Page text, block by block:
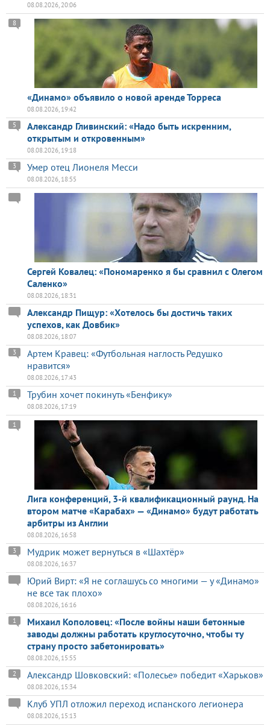
08.08.2026, 20:06
«Динамо» объявило о новой аренде Торреса
8
08.08.2026, 19:42
Александр Гливинский: «Надо быть искренним,
открытым и откровенным»
5
08.08.2026, 19:18
Умер отец Лионеля Месси
3
08.08.2026, 18:55
Сергей Ковалец: «Пономаренко я бы сравнил с Олегом
Саленко»
08.08.2026, 18:31
Александр Пищур: «Хотелось бы достичь таких
успехов, как Довбик»
08.08.2026, 18:07
Артем Кравец: «Футбольная наглость Редушко
нравится»
3
08.08.2026, 17:43
Трубин хочет покинуть «Бенфику»
1
08.08.2026, 17:19
Лига конференций, 3-й квалификационный раунд. На
втором матче «Карабах» — «Динамо» будут работать
арбитры из Англии
1
08.08.2026, 16:58
Мудрик может вернуться в «Шахтёр»
3
08.08.2026, 16:37
Юрий Вирт: «Я не соглашусь со многими — у «Динамо»
не все так плохо»
08.08.2026, 16:16
Михаил Кополовец: «После войны наши бетонные
заводы должны работать круглосуточно, чтобы ту
страну просто забетонировать»
1
08.08.2026, 15:55
Александр Шовковский: «Полесье» победит «Харьков»
2
08.08.2026, 15:34
Клуб УПЛ отложил переход испанского легионера
08.08.2026, 15:13